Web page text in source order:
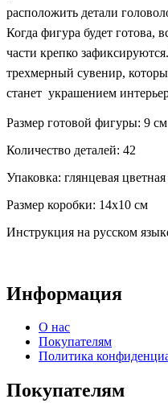
расположить детали
Когда фигура будет готова,
части крепко
трехмерный сувенир,
станет украшением
Размер готовой фигуры: 9 см
Количество деталей: 42
Упаковка: глянцевая цветная
Размер коробки: 14х10 см
Инструкция на русском
Информация
О нас
Покупателям
Политика
Покупателям